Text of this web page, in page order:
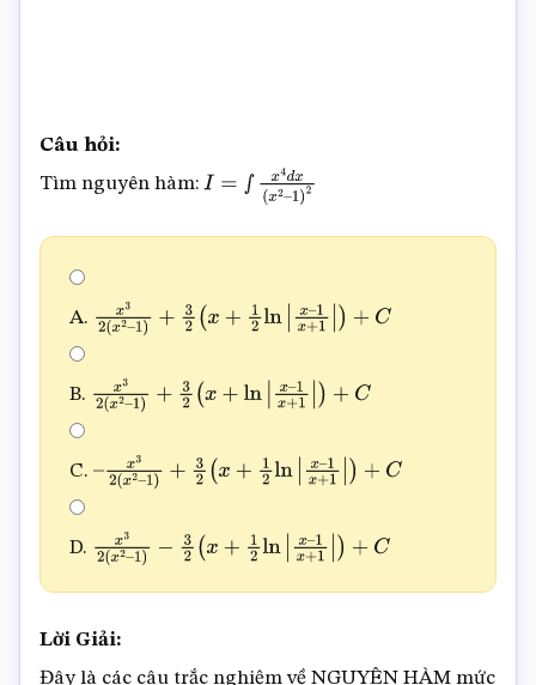
Câu hỏi:
Tìm nguyên hàm: I=∫x 4 x(x2–
1)2
A. x32(x2 1 +3 2(x + 2 ln| x –1x+1 + C
B. x32(x2 1 +3 2(x + ln| x –1x+1 + C
C. x32(x2 1 +3 2(x + 2 ln| x –1x+1 + C
D. x32(x2 −3 2(x + 2 ln| x –1x+1 + C
Lời Giải:
Đây là các câu trắc nghiệm về NGUYÊN HÀM mức